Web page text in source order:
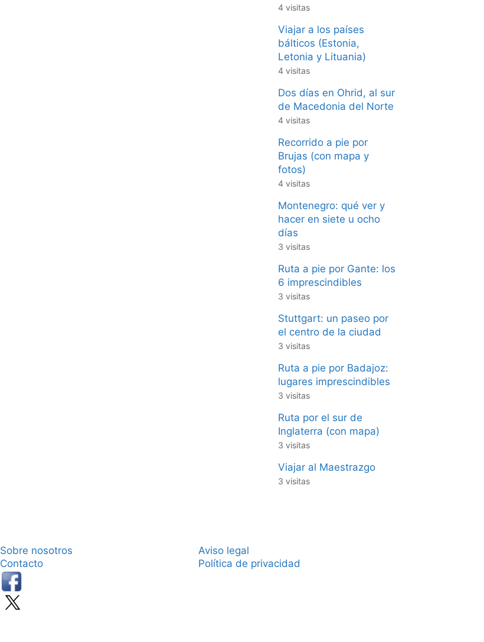
4 visitas
Viajar a los países
bálticos (Estonia,
Letonia y Lituania)
4 visitas
Dos días en Ohrid, al sur
de Macedonia del Norte
4 visitas
Recorrido a pie por
Brujas (con mapa y
fotos)
4 visitas
Montenegro: qué ver y
hacer en siete u ocho
días
3 visitas
Ruta a pie por Gante: los
6 imprescindibles
3 visitas
Stuttgart: un paseo por
el centro de la ciudad
3 visitas
Ruta a pie por Badajoz:
lugares imprescindibles
3 visitas
Ruta por el sur de
Inglaterra (con mapa)
3 visitas
Viajar al Maestrazgo
3 visitas
Sobre nosotros
Contacto
Aviso legal
Política de privacidad